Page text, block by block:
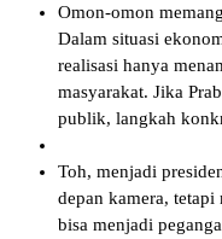
Omon-omon
Dalam situasi
realisasi hanya
masyarakat. Jika
publik, langkah
Toh, menjadi
depan kamera,
bisa menjadi